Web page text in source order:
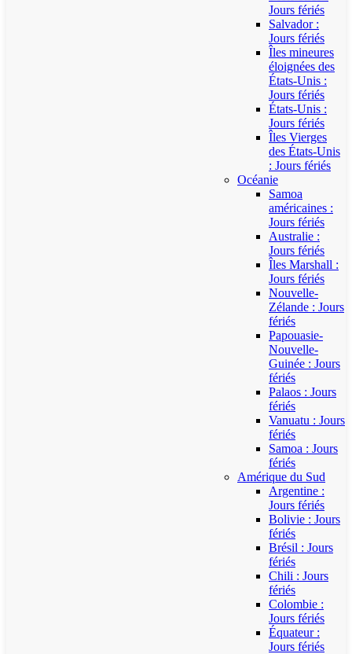
Jours fériés
Salvador :
Jours fériés
Îles mineures
éloignées des
États-Unis :
Jours fériés
États-Unis :
Jours fériés
Îles Vierges
des États-Unis
: Jours fériés
Océanie
Samoa
américaines :
Jours fériés
Australie :
Jours fériés
Îles Marshall :
Jours fériés
Nouvelle-
Zélande : Jours
fériés
Papouasie-
Nouvelle-
Guinée : Jours
fériés
Palaos : Jours
fériés
Vanuatu : Jours
fériés
Samoa : Jours
fériés
Amérique du Sud
Argentine :
Jours fériés
Bolivie : Jours
fériés
Brésil : Jours
fériés
Chili : Jours
fériés
Colombie :
Jours fériés
Équateur :
Jours fériés